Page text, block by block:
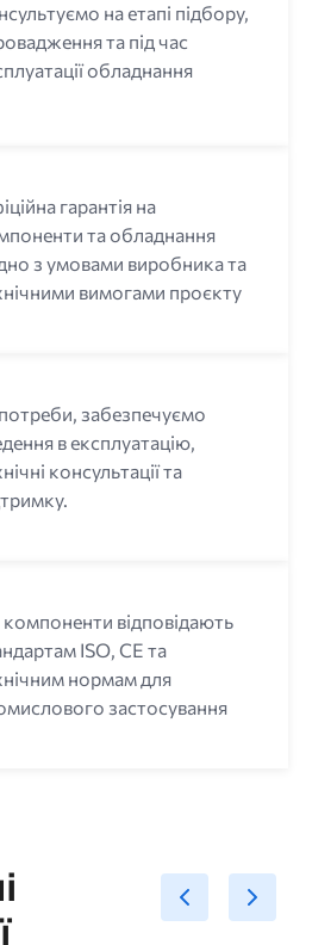
на етапі підбору,
та під час
обладнання
гарантія на
та обладнання
з умовами виробника та
вимогами проєкту
забезпечуємо
в експлуатацію,
консультації та
компоненти відповідають
ISO, CE та
нормам для
застосування